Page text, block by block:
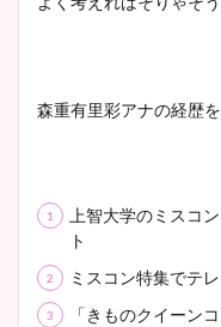
森重有里彩アナの経歴
上智大学のミスコ
ト
ミスコン特集でテ
「きものクイーン